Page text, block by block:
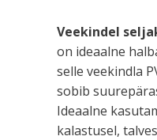
kliendi
hinnangu
põhjal
Veekindel
on ideaalne
selle veekindla
sobib
Ideaalne
kalastusel,